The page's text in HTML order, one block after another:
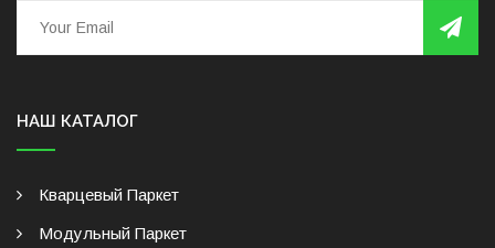
НАШ КАТАЛОГ
Кварцевый Паркет
Модульный Паркет